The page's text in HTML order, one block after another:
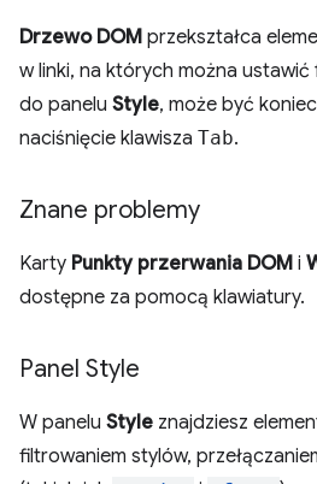
Drzewo DOM przekształca
w linki, na których można
do panelu Style, może być
naciśnięcie klawisza Tab.
Znane problemy
Karty Punkty przerwania DOM i
dostępne za pomocą klawiatury.
Panel Style
W panelu Style znajdziesz
filtrowaniem stylów,